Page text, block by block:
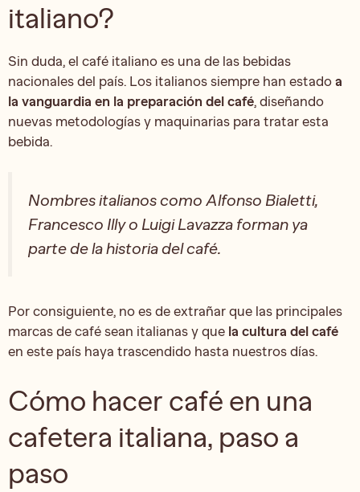
italiano?
Sin duda, el café italiano es una de las bebidas
nacionales del país. Los italianos siempre han estado a
la vanguardia en la preparación del café, diseñando
nuevas metodologías y maquinarias para tratar esta
bebida.
Nombres italianos como Alfonso Bialetti,
Francesco Illy o Luigi Lavazza forman ya
parte de la historia del café.
Por consiguiente, no es de extrañar que las principales
marcas de café sean italianas y que la cultura del café
en este país haya trascendido hasta nuestros días.
Cómo hacer café en una
cafetera italiana, paso a
paso